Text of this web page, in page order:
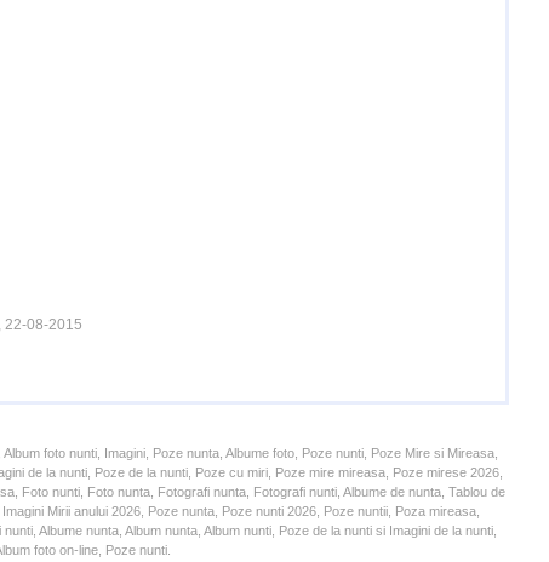
22-08-2015
foto nunti, Imagini, Poze nunta, Albume foto, Poze nunti, Poze Mire si Mireasa,
de la nunti, Poze de la nunti, Poze cu miri, Poze mire mireasa, Poze mirese 2026,
Foto nunti, Foto nunta, Fotografi nunta, Fotografi nunti, Albume de nunta, Tablou de
Mirii anului 2026, Poze nunta, Poze nunti 2026, Poze nuntii, Poza mireasa,
Albume nunta, Album nunta, Album nunti, Poze de la nunti si Imagini de la nunti,
foto on-line, Poze nunti.